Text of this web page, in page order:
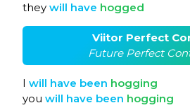
they will have hogged
Viitor Perfect
Future Perfect
I will have been hogging
you will have been hogging